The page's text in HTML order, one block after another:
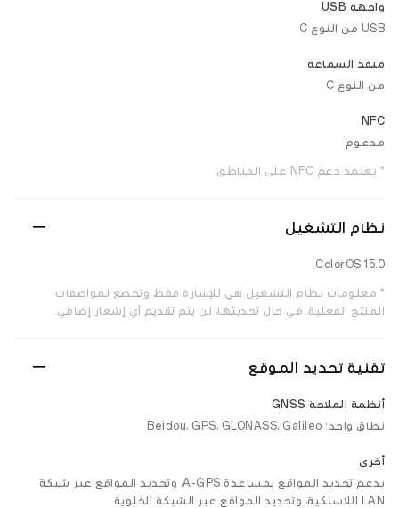
واجهة USB
USB من النوع C
منفذ السماعة
من النوع C
NFC
مدعوم
* يعتمد دعم NFC على المناطق.
نظام التشغيل
ColorOS 15.0
* معلومات نظام التشغيل هي للإشارة فقط، وتخضع لمواصفات
المنتج الفعلية. في حال تحديثها، لن يتم تقديم أي إشعار إضافي.
تقنية تحديد الموقع
أنظمة الملاحة GNSS
نطاق واحد: Beidou، GPS، GLONASS، Galileo
أخرى
يدعم تحديد المواقع بمساعدة A-GPS، وتحديد المواقع عبر شبكة
LAN اللاسلكية، وتحديد المواقع عبر الشبكة الخلوية